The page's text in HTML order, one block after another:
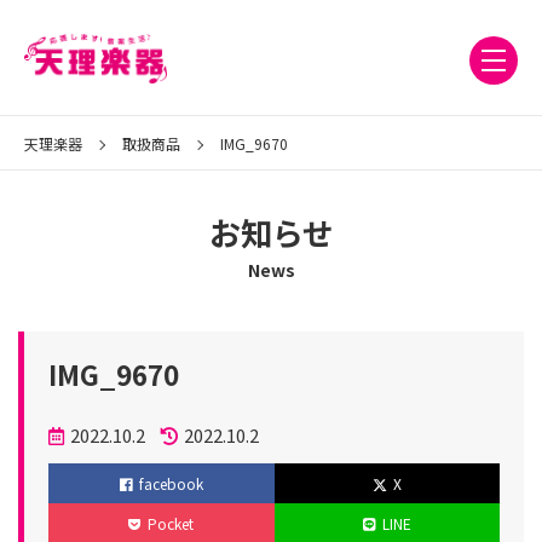
天理楽器 取扱商品 IMG_9670
お知らせ
News
IMG_9670
投
稿
日
2022.10.2
更
新
2022.10.2
facebook
X
Pocket
LINE